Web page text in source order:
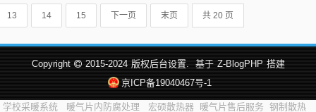
13 14 15 下一页 末页 共 20 页
Copyright 2015-2024 版权后台设置. 基于 Z-BlogPHP 搭建
京ICP备19040467号-1
学校采暖系统 暖气片内防腐处理 宏硕散热器 暖气片售后服务 钢制散热